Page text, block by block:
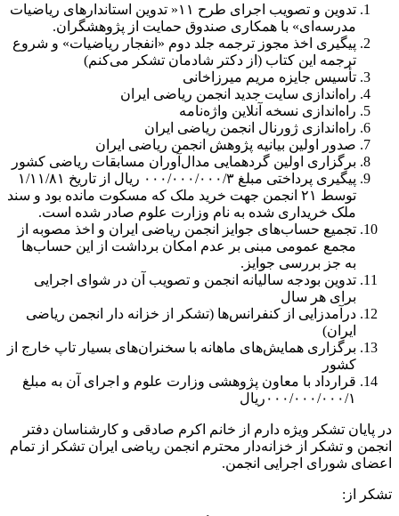
تدوین و تصویب اجرای طرح ۱۱« تدوین استاندارهای ریاضیات
مدرسه‌ای» با همکاری صندوق حمایت از پژوهشگران.
پیگیری اخذ مجوز ترجمه جلد دوم «انفجار ریاضیات» و شروع
ترجمه این کتاب (از دکتر شادمان تشکر می‌کنم)
تأسیس جایزه مریم میرزاخانی
راه‌اندازی سایت جدید انجمن ریاضی ایران
راه‌اندازی نسخه آنلاین واژه‌نامه
راه‌اندازی ژورنال انجمن ریاضی ایران
صدور اولین بیانیه پژوهش انجمن ریاضی ایران
برگزاری اولین گردهمایی مدال‌آوران مسابقات ریاضی کشور
پیگیری پرداختی مبلغ ۰۰۰/۰۰۰/۰۰۰/۳ ریال از تاریخ ۱/۱۱/۸۱
توسط ۲۱ انجمن جهت خرید ملک که مسکوت مانده بود و سند
ملک خریداری شده به نام وزارت علوم صادر شده است.
تجمیع حساب‌های جوایز انجمن ریاضی ایران و اخذ مصوبه از
مجمع عمومی مبنی بر عدم امکان برداشت از این حساب‌ها
به جز بررسی جوایز.
تدوین بودجه سالیانه انجمن و تصویب آن در شوای اجرایی
برای هر سال
درآمدزایی از کنفرانس‌ها (تشکر از خزانه دار انجمن ریاضی
ایران)
برگزاری همایش‌های ماهانه با سخنران‌های بسیار تاپ خارج از
کشور
قرارداد با معاون پژوهشی وزارت علوم و اجرای آن به مبلغ
۰۰۰/۰۰۰/۰۰۰/۱ریال
در پایان تشکر ویژه دارم از خانم اکرم صادقی و کارشناسان دفتر
انجمن و تشکر از خزانه‌دار محترم انجمن ریاضی ایران تشکر از تمام
اعضای شورای اجرایی انجمن.
تشکر از: